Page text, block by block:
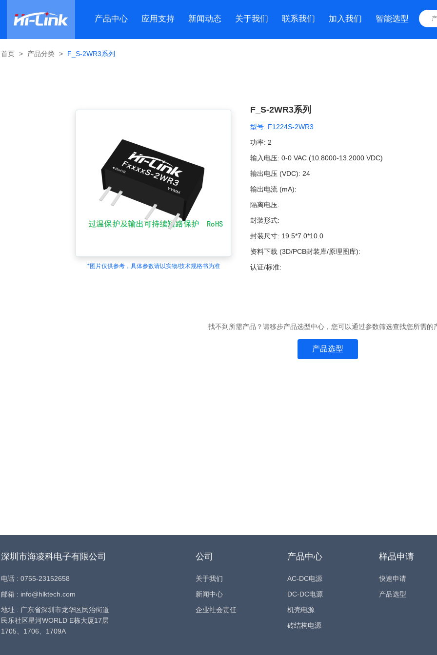
产品中心 应用支持 新闻动态 关于我们 联系我们 加入我们 智能选型
首页 > 产品分类 > F_S-2WR3系列
*图片仅供参考，具体参数请以实物/技术规格书为准
F_S-2WR3系列
型号: F1224S-2WR3
功率: 2
输入电压:0-0 VAC (10.8000-13.2000 VDC)
输出电压 (VDC): 24
输出电流 (mA):
隔离电压:
封装形式:
封装尺寸: 19.5*7.0*10.0
资料下载 (3D/PCB封装库/原理图库):
认证/标准:
找不到所需产品？请移步产品选型中心，您可以通过参数筛选查找您所需的
产品选型
深圳市海凌科电子有限公司
电话 : 0755-23152658
邮箱 : info@hlktech.com
地址 : 广东省深圳市龙华区民治街道
民乐社区星河WORLD E栋大厦17层
1705、1706、1709A
公司
关于我们
新闻中心
企业社会责任
产品中心
AC-DC电源
DC-DC电源
机壳电源
砖结构电源
样品申请
快速申请
产品选型